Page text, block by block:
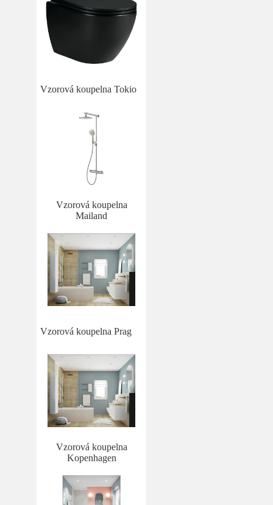
Vzorová koupelna Tokio
Vzorová koupelna
Mailand
Vzorová koupelna Prag
Vzorová koupelna
Kopenhagen